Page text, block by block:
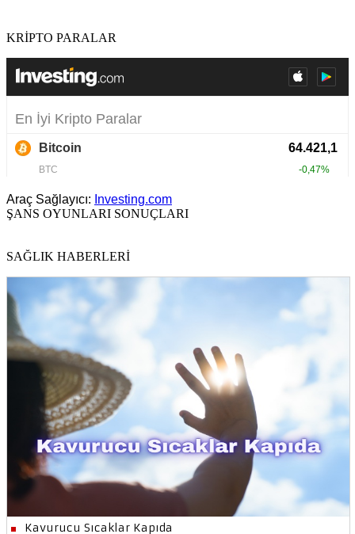
KRİPTO PARALAR
Araç Sağlayıcı: Investing.com
ŞANS OYUNLARI SONUÇLARI
SAĞLIK HABERLERİ